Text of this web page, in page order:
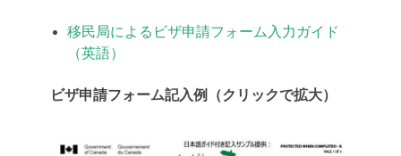
移民局によるビザ申請フォーム入力ガイド
（英語）
ビザ申請フォーム記入例（クリックで拡大）